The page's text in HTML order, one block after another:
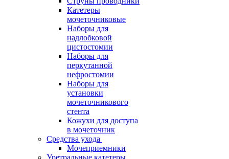
Катетеры
мочеточниковые
Наборы для
надлобковой
цистостомии
Наборы для
перкутанной
нефростомии
Наборы для
установки
мочеточникового
стента
Кожухи для доступа
в мочеточник
Средства ухода
Мочеприемники
Уретральные катетеры